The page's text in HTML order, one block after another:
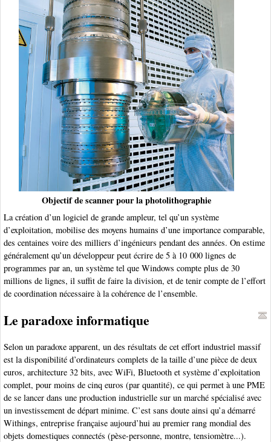
Objectif de scanner pour la photolithographie
La création d’un logiciel de grande ampleur, tel qu’un système
d’exploitation, mobilise des moyens humains d’une importance comparable,
des centaines voire des milliers d’ingénieurs pendant des années. On estime
généralement qu’un développeur peut écrire de 5 à 10 000 lignes de
programmes par an, un système tel que Windows compte plus de 30
millions de lignes, il suffit de faire la division, et de tenir compte de l’effort
de coordination nécessaire à la cohérence de l’ensemble.
Le paradoxe informatique
Selon un paradoxe apparent, un des résultats de cet effort industriel massif
est la disponibilité d’ordinateurs complets de la taille d’une pièce de deux
euros, architecture 32 bits, avec WiFi, Bluetooth et système d’exploitation
complet, pour moins de cinq euros (par quantité), ce qui permet à une PME
de se lancer dans une production industrielle sur un marché spécialisé avec
un investissement de départ minime. C’est sans doute ainsi qu’a démarré
Withings, entreprise française aujourd’hui au premier rang mondial des
objets domestiques connectés (pèse-personne, montre, tensiomètre...).